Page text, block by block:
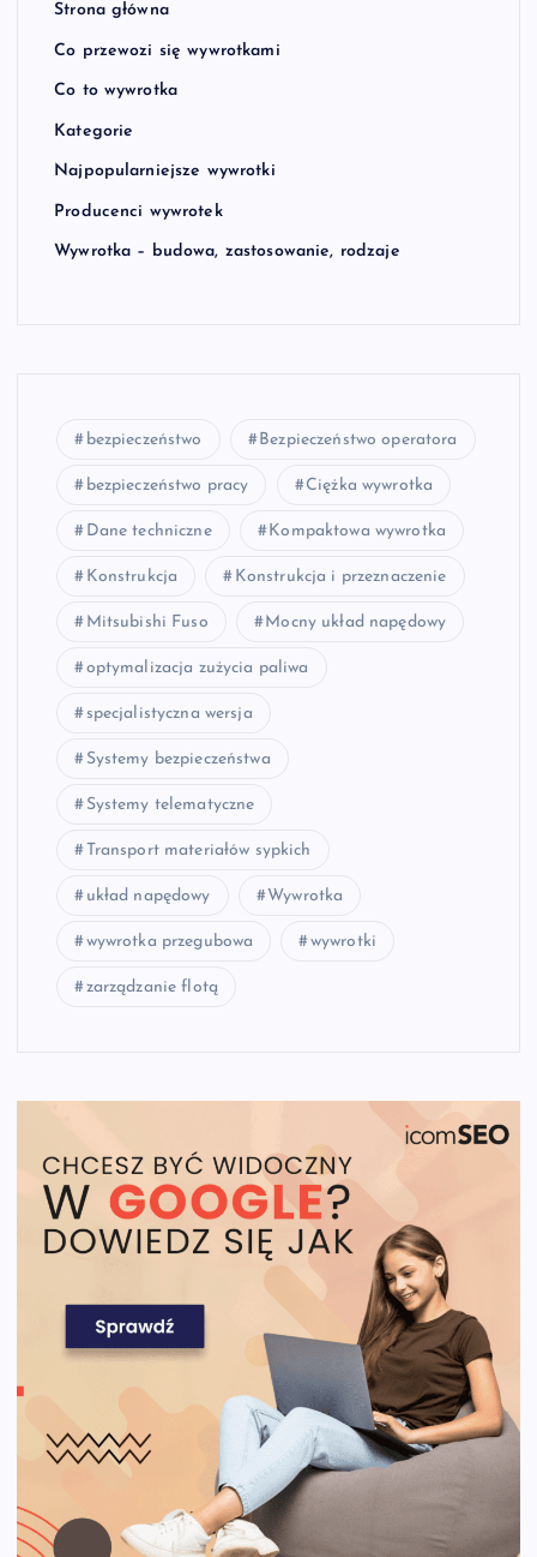
Strona główna
Co przewozi się wywrotkami
Co to wywrotka
Kategorie
Najpopularniejsze wywrotki
Producenci wywrotek
Wywrotka – budowa, zastosowanie, rodzaje
bezpieczeństwo Bezpieczeństwo operatora
bezpieczeństwo pracy Ciężka wywrotka
Dane techniczne Kompaktowa wywrotka
Konstrukcja Konstrukcja i przeznaczenie
Mitsubishi Fuso Mocny układ napędowy
optymalizacja zużycia paliwa
specjalistyczna wersja
Systemy bezpieczeństwa
Systemy telematyczne
Transport materiałów sypkich
układ napędowy Wywrotka
wywrotka przegubowa wywrotki
zarządzanie flotą